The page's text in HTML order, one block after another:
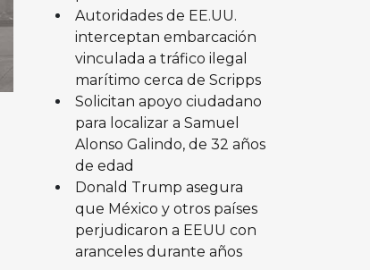
Autoridades de EE.UU.
interceptan embarcación
vinculada a tráfico ilegal
marítimo cerca de Scripps
Solicitan apoyo ciudadano
para localizar a Samuel
Alonso Galindo, de 32 años
de edad
Donald Trump asegura
que México y otros países
perjudicaron a EEUU con
aranceles durante años